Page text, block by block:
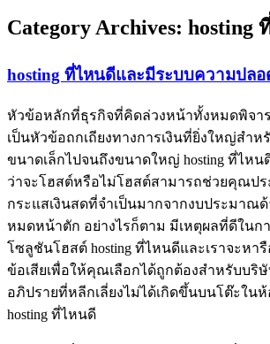
Category Archives: hosting
hosting ที่ไหนดีและมีระบบความปลอ
หัวข้อหลักที่ธุรกิจที่คิดล่วงหน้าทั้งหมดพิจา
เป็นหัวข้อถกเถียงทางการเงินที่ยิ่งใหญ่สำห
ขนาดเล็กไปจนถึงขนาดใหญ่ hosting ที่ไหน
ว่าจะโฮสต์หรือไม่โฮสต์สามารถช่วยคุณปร
กระแสเงินสดที่จำเป็นมากจากงบประมา
หมดหน้าตัก อย่างไรก็ตาม มีเหตุผลที่ดีในก
โซลูชันโฮสต์ hosting ที่ไหนดีและเราจะหา
ข้อเสียเพื่อให้คุณเลือกได้ถูกต้องสำหรับบริ
อภิปรายที่หลีกเลี่ยงไม่ได้เกิดขึ้นบนโต๊ะใน
hosting ที่ไหนดี